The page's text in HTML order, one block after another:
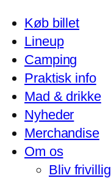
Køb billet
Lineup
Camping
Praktisk info
Mad & drikke
Nyheder
Merchandise
Om os
Bliv